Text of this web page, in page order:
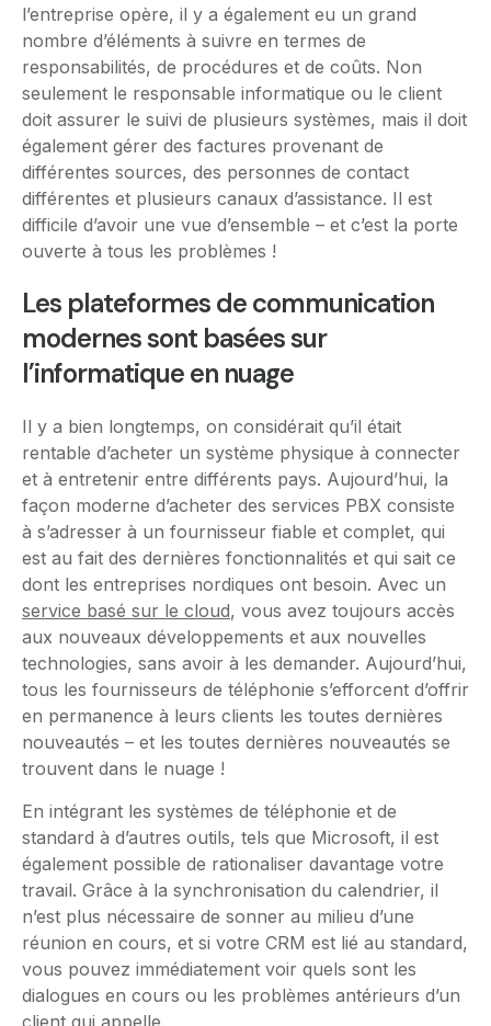
l’entreprise opère, il y a également eu un grand
nombre d’éléments à suivre en termes de
responsabilités, de procédures et de coûts. Non
seulement le responsable informatique ou le client
doit assurer le suivi de plusieurs systèmes, mais il doit
également gérer des factures provenant de
différentes sources, des personnes de contact
différentes et plusieurs canaux d’assistance. Il est
difficile d’avoir une vue d’ensemble – et c’est la porte
ouverte à tous les problèmes !
Les plateformes de communication
modernes sont basées sur
l’informatique en nuage
Il y a bien longtemps, on considérait qu’il était
rentable d’acheter un système physique à connecter
et à entretenir entre différents pays. Aujourd’hui, la
façon moderne d’acheter des services PBX consiste
à s’adresser à un fournisseur fiable et complet, qui
est au fait des dernières fonctionnalités et qui sait ce
dont les entreprises nordiques ont besoin. Avec un
service basé sur le cloud, vous avez toujours accès
aux nouveaux développements et aux nouvelles
technologies, sans avoir à les demander. Aujourd’hui,
tous les fournisseurs de téléphonie s’efforcent d’offrir
en permanence à leurs clients les toutes dernières
nouveautés – et les toutes dernières nouveautés se
trouvent dans le nuage !
En intégrant les systèmes de téléphonie et de
standard à d’autres outils, tels que Microsoft, il est
également possible de rationaliser davantage votre
travail. Grâce à la synchronisation du calendrier, il
n’est plus nécessaire de sonner au milieu d’une
réunion en cours, et si votre CRM est lié au standard,
vous pouvez immédiatement voir quels sont les
dialogues en cours ou les problèmes antérieurs d’un
client qui appelle.